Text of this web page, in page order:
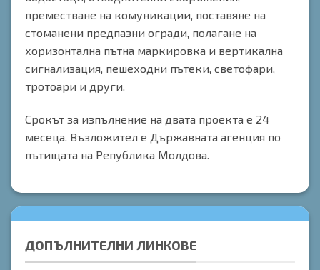
преместване на комуникации, поставяне на
стоманени предпазни огради, полагане на
хоризонтална пътна маркировка и вертикална
сигнализация, пешеходни пътеки, светофари,
тротоари и други.
Срокът за изпълнение на двата проекта е 24
месеца. Възложител е Държавната агенция по
пътищата на Република Молдова.
ДОПЪЛНИТЕЛНИ ЛИНКОВЕ